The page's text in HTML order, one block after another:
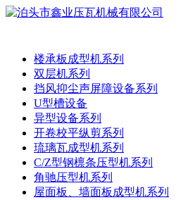
楼承板成型机系列
双层机系列
挡风抑尘声屏障设备系列
U型槽设备
异型设备系列
开卷校平纵剪系列
琉璃瓦成型机系列
C/Z型钢檩条压型机系列
角驰压型机系列
屋面板、墙面板成型机系列